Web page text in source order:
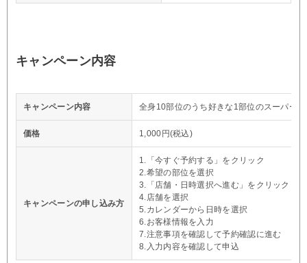
キャンペーン内容
キャンペーン内容 全身10部位のうち好きな1部位のスーパー
価格 1,000円(税込)
キャンペーンの申し込み方
1.「今すぐ予約する」をクリック
2.希望の部位を選択
3.「店舗・日時選択へ進む」をクリック
4.店舗を選択
5.カレンダーから日時を選択
6.お客様情報を入力
7.注意事項を確認して予約確認に進む
8.入力内容を確認して申込